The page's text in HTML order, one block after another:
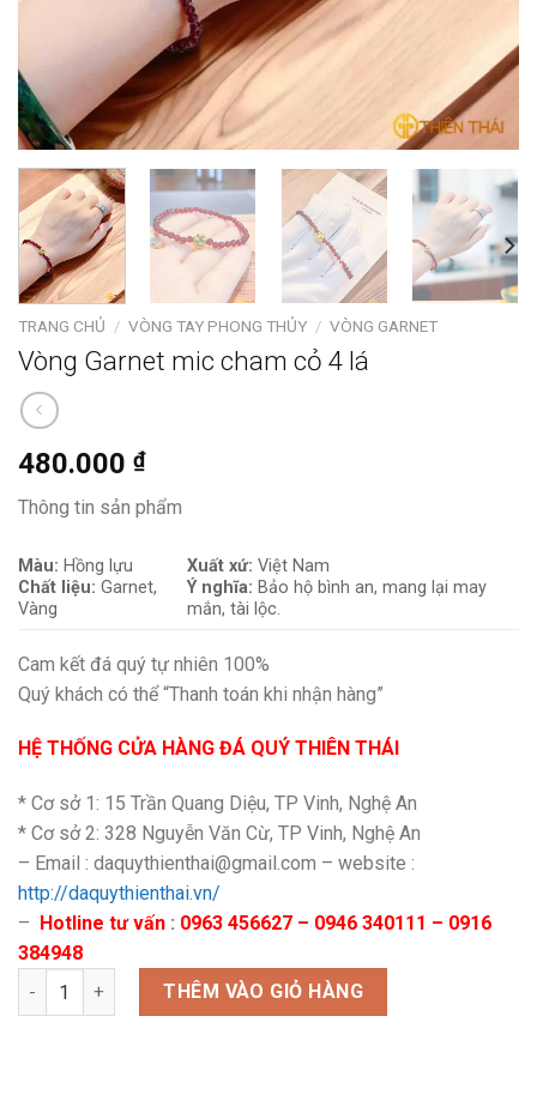
TRANG CHỦ / VÒNG TAY PHONG THỦY / VÒNG GARNET
Vòng Garnet mic cham cỏ 4 lá
480.000 ₫
Thông tin sản phẩm
Màu: Hồng lựu
Chất liệu: Garnet,
Vàng
Xuất xứ: Việt Nam
Ý nghĩa: Bảo hộ bình an, mang lại may
mắn, tài lộc.
Cam kết đá quý tự nhiên 100%
Quý khách có thể “Thanh toán khi nhận hàng”
HỆ THỐNG CỬA HÀNG ĐÁ QUÝ THIÊN THÁI
* Cơ sở 1: 15 Trần Quang Diệu, TP Vinh, Nghệ An
* Cơ sở 2: 328 Nguyễn Văn Cừ, TP Vinh, Nghệ An
– Email : daquythienthai@gmail.com – website :
http://daquythienthai.vn/
–
Hotline tư vấn : 0963 456627 – 0946 340111 – 0916
384948
Vòng Garnet mic cham cỏ 4 lá số lượng
THÊM VÀO GIỎ HÀNG